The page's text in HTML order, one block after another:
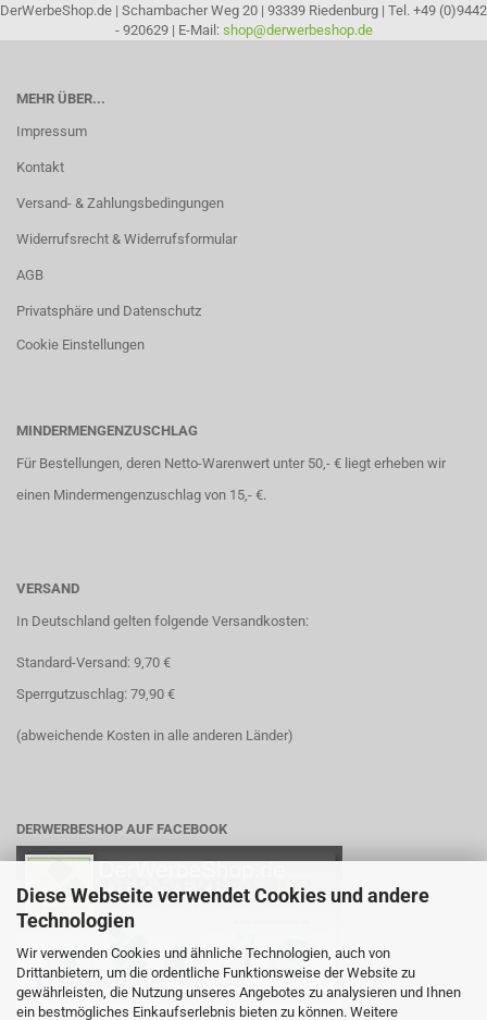
Diese Webseite verwendet Cookies und andere
Technologien
Wir verwenden Cookies und ähnliche Technologien, auch von
Drittanbietern, um die ordentliche Funktionsweise der Website zu
gewährleisten, die Nutzung unseres Angebotes zu analysieren und Ihnen
ein bestmögliches Einkaufserlebnis bieten zu können. Weitere
DerWerbeShop.de | Schambacher Weg 20 | 93339 Riedenburg | Tel. +49 (0)9442
- 920629 | E-Mail: shop@derwerbeshop.de
MEHR ÜBER...
Impressum
Kontakt
Versand- & Zahlungsbedingungen
Widerrufsrecht & Widerrufsformular
AGB
Privatsphäre und Datenschutz
Cookie Einstellungen
MINDERMENGENZUSCHLAG
Für Bestellungen, deren Netto-Warenwert unter 50,- € liegt erheben wir
einen Mindermengenzuschlag von 15,- €.
VERSAND
In Deutschland gelten folgende Versandkosten:
Standard-Versand: 9,70 €
Sperrgutzuschlag: 79,90 €
(abweichende Kosten in alle anderen Länder)
DERWERBESHOP AUF FACEBOOK